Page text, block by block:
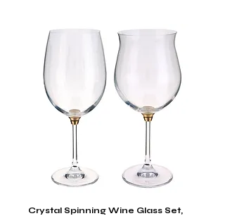
Crystal Spinning Wine Glass Set,